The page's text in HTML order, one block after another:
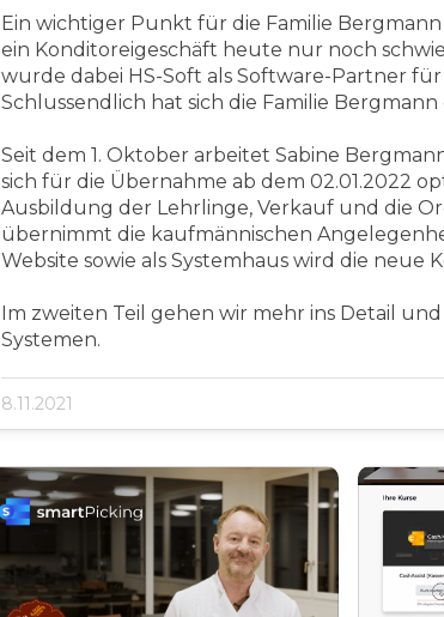
Ein wichtiger Punkt für die Familie
ein Konditoreigeschäft heute nur noch
wurde dabei HS-Soft als Software-Partner
Schlussendlich hat sich die Familie
Seit dem 1. Oktober arbeitet Sabine
sich für die Übernahme ab dem 02.01.2022
Ausbildung der Lehrlinge, Verkauf und die
übernimmt die kaufmännischen
Website sowie als Systemhaus wird die
Im zweiten Teil gehen wir mehr ins Detail
Systemen.
8.11.2021